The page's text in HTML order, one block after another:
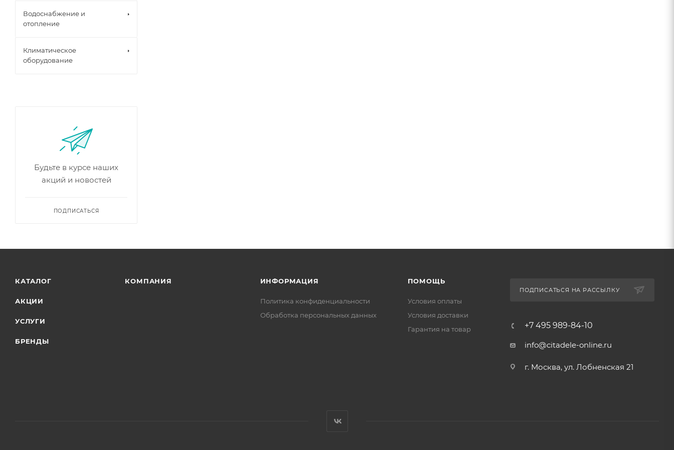
Водоснабжение и
отопление
Климатическое
оборудование
Будьте в курсе наших
акций и новостей
ПОДПИСАТЬСЯ
КАТАЛОГ
АКЦИИ
УСЛУГИ
БРЕНДЫ
КОМПАНИЯ ИНФОРМАЦИЯ
Политика конфиденциальности
Обработка персональных данных
ПОМОЩЬ
Условия оплаты
Условия доставки
Гарантия на товар
ПОДПИСАТЬСЯ НА РАССЫЛКУ
+7 495 989-84-10
info@citadele-online.ru
г. Москва, ул. Лобненская 21